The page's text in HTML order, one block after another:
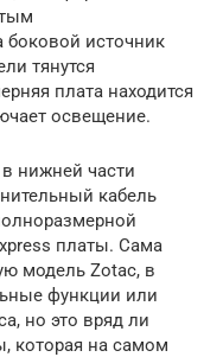
источник
тянутся
плата находится
освещение.
нижней части
кабель
платы. Сама
модель Zotac, в
функции или
но это вряд ли
которая на самом